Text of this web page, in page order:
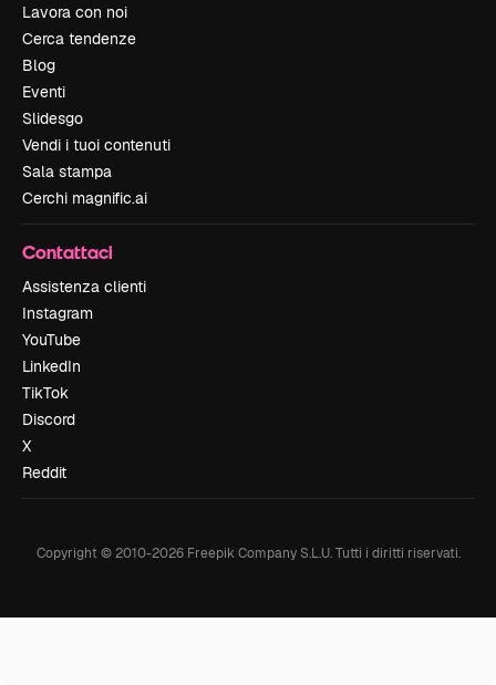
Lavora con noi
Cerca tendenze
Blog
Eventi
Slidesgo
Vendi i tuoi contenuti
Sala stampa
Cerchi magnific.ai
Contattaci
Assistenza clienti
Instagram
YouTube
LinkedIn
TikTok
Discord
X
Reddit
Copyright © 2010-2026Freepik Company S.L.U. Tutti i diritti riservati.